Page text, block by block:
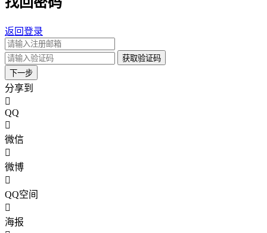
返回登录
获取验证码
下一步
分享到
QQ
微信
微博
QQ空间
海报